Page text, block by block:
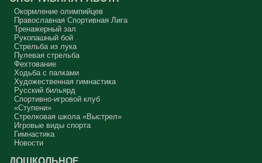
Окормление олимпийцев
Православная Спортивная Лига
Тренажерный зал
Рукопашный бой
Стрельба из лука
Пулевая стрельба
Фехтование
Ходьба с палками
Художественная гимнастика
Русский бильярд
Спортивно-игровой клуб
«Ступени»
Стрелковая школа «Выстрел»
Игровые виды спорта
Гимнастика
Новости
ДОШКОЛЬНОЕ